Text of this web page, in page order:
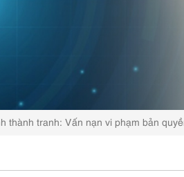
thành tranh: Vấn nạn vi phạm bản